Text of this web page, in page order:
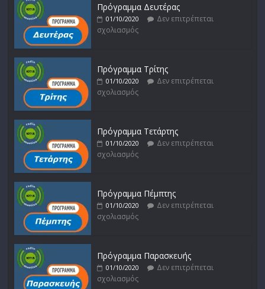
Πρόγραμμα Δευτέρας
01/10/2020
Δεν επιτρέπεται
σχολιασμός
Πρόγραμμα Τρίτης
01/10/2020
Δεν επιτρέπεται
σχολιασμός
Πρόγραμμα Τετάρτης
01/10/2020
Δεν επιτρέπεται
σχολιασμός
Πρόγραμμα Πέμπτης
01/10/2020
Δεν επιτρέπεται
σχολιασμός
Πρόγραμμα Παρασκευής
01/10/2020
Δεν επιτρέπεται
σχολιασμός